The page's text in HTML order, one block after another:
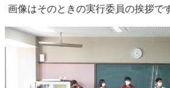
画像はそのときの実行委員の挨拶で